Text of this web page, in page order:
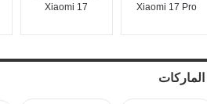
Xiaomi 17 Pro
Xiaomi 17
الماركات